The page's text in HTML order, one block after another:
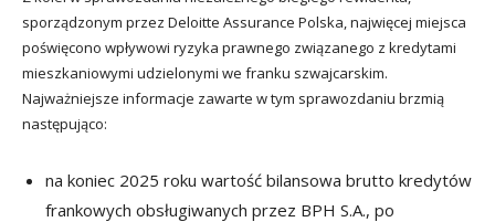
sporządzonym przez Deloitte Assurance Polska, najwięcej miejsca
poświęcono wpływowi ryzyka prawnego związanego z kredytami
mieszkaniowymi udzielonymi we franku szwajcarskim.
Najważniejsze informacje zawarte w tym sprawozdaniu brzmią
następująco:
na koniec 2025 roku wartość bilansowa brutto kredytów
frankowych obsługiwanych przez BPH S.A., po